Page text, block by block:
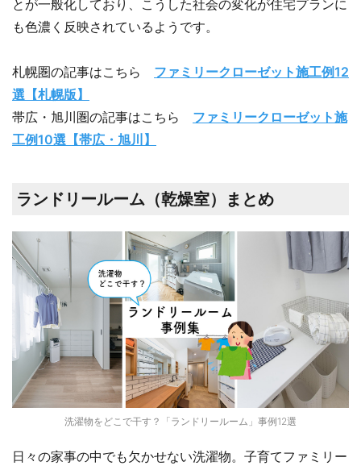
とが一般化しており、こうした社会の変化が住宅プランに
も色濃く反映されているようです。
札幌圏の記事はこちら
ファミリークローゼット施工例12
選【札幌版】
帯広・旭川圏の記事はこちら ファミリークローゼット施
工例10選【帯広・旭川】
ランドリールーム（乾燥室）まとめ
洗濯物をどこで干す？「ランドリールーム」事例12選
日々の家事の中でも欠かせない洗濯物。子育てファミリー